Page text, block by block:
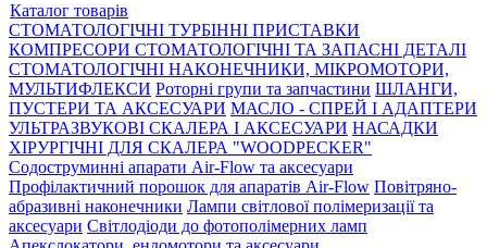
Каталог товарів
СТОМАТОЛОГІЧНІ ТУРБІННІ ПРИСТАВКИ
КОМПРЕСОРИ СТОМАТОЛОГІЧНІ ТА ЗАПАСНІ ДЕТАЛІ
СТОМАТОЛОГІЧНІ НАКОНЕЧНИКИ, МІКРОМОТОРИ,
МУЛЬТИФЛЕКСИ Роторні групи та запчастини ШЛАНГИ,
ПУСТЕРИ ТА АКСЕСУАРИ МАСЛО - СПРЕЙ І АДАПТЕРИ
УЛЬТРАЗВУКОВІ СКАЛЕРА І АКСЕСУАРИ НАСАДКИ
ХІРУРГІЧНІ ДЛЯ СКАЛЕРА "WOODPECKER"
Содоструминні апарати Air-Flow та аксесуари
Профілактичний порошок для апаратів Air-Flow Повітряно-
абразивні наконечники Лампи світлової полімеризації та
аксесуари Світлодіоди до фотополімерних ламп